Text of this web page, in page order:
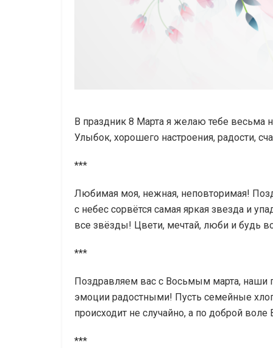
В праздник 8 Марта я желаю тебе весьма
Улыбок, хорошего настроения, радости,
***
Любимая моя, нежная, неповторимая!
с небес сорвётся самая яркая звезда и
все звёзды! Цвети, мечтай, люби и будь
***
Поздравляем вас с Восьмым марта, наши
эмоции радостными! Пусть семейные
происходит не случайно, а по доброй
***